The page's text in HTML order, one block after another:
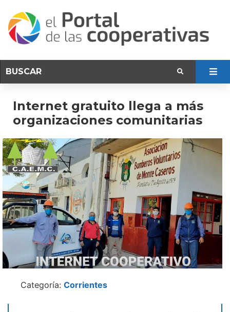
Internet gratuito llega a más
organizaciones comunitarias
Categoría: Corrientes